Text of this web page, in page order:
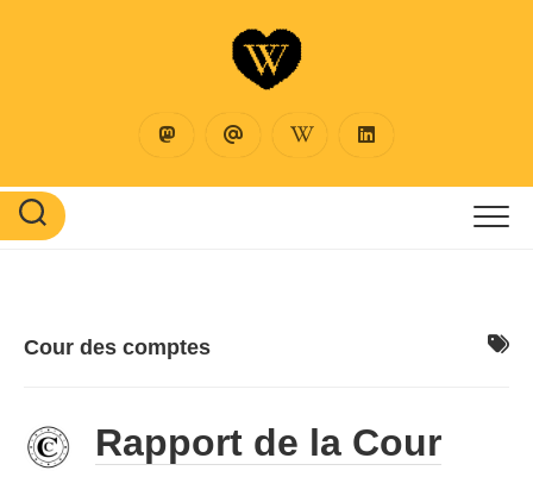
Cour des comptes
Rapport de la Cour